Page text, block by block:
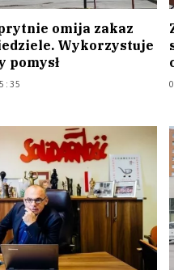
omija zakaz
Wykorzystuje
pomysł